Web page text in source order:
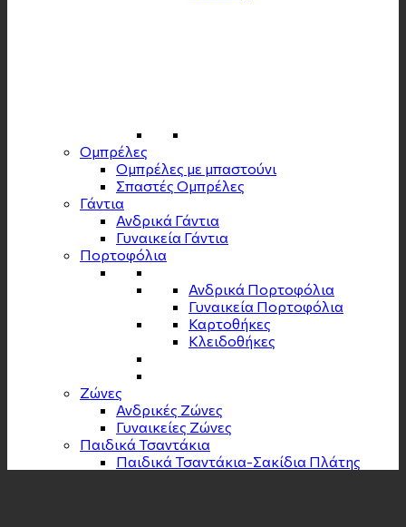
Ομπρέλες
Ομπρέλες με μπαστούνι
Σπαστές Ομπρέλες
Γάντια
Ανδρικά Γάντια
Γυναικεία Γάντια
Πορτοφόλια
Ανδρικά Πορτοφόλια
Γυναικεία Πορτοφόλια
Καρτοθήκες
Κλειδοθήκες
Zώνες
Ανδρικές Ζώνες
Γυναικείες Ζώνες
Παιδικά Τσαντάκια
Παιδικά Τσαντάκια-Σακίδια Πλάτης